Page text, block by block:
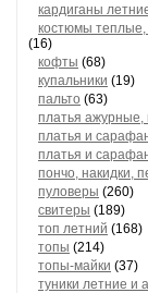
кардиганы
костюмы
(16)
кофты (68)
купальники (19)
пальто (63)
платья ажурные,
платья и
платья и
пончо, накидки,
пуловеры (260)
свитеры (189)
топ летний (168)
топы (214)
топы-майки (37)
туники летние и